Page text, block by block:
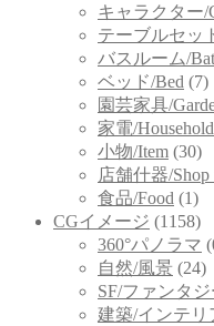
キャラクター/
テーブルセッ
バスルーム/
ベッド/Bed (7)
園芸家具/
家電/
小物/Item (30)
店舗什器/Shop
食品/Food (1)
CGイメージ (1158)
360°パノラマ
自然/風景 (24)
SF/ファンタジ
建築/インテリ